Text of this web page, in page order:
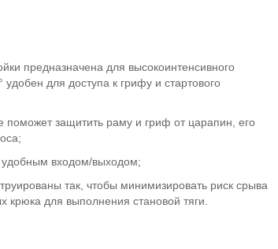
предназначена для высокоинтенсивного
удобен для доступа к грифу и стартового
поможет защитить раму и гриф от царапин, его
входом/выходом;
так, чтобы минимизировать риск срыва
крюка для выполнения становой тяги.